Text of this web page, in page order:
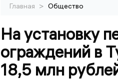
Главная > Общество
На установку
ограждений в
18,5 млн